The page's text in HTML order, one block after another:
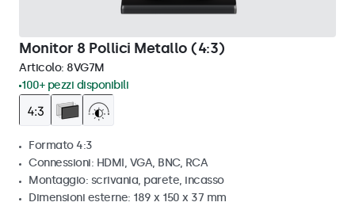
Monitor 8 Pollici Metallo (4:3)
Articolo: 8VG7M
100+ pezzi disponibili
Formato 4:3
Connessioni: HDMI, VGA, BNC, RCA
Montaggio: scrivania, parete, incasso
Dimensioni esterne: 189 x 150 x 37 mm